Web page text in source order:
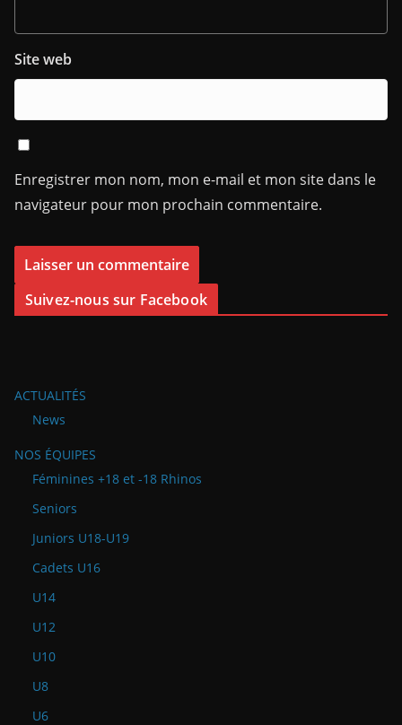
Site web
Enregistrer mon nom, mon e-mail et mon site dans le
navigateur pour mon prochain commentaire.
Suivez-nous sur Facebook
ACTUALITÉS
News
NOS ÉQUIPES
Féminines +18 et -18 Rhinos
Seniors
Juniors U18-U19
Cadets U16
U14
U12
U10
U8
U6